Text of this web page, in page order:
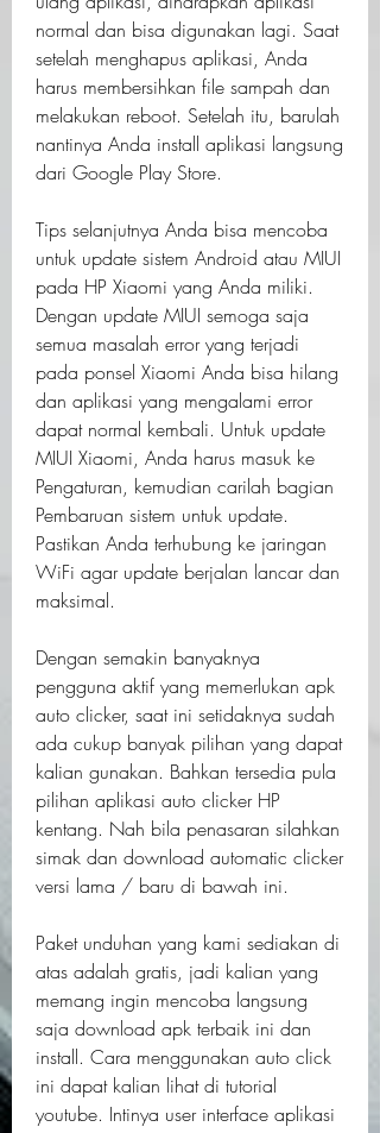
normal dan bisa digunakan lagi. Saat
setelah menghapus aplikasi, Anda
harus membersihkan file sampah dan
melakukan reboot. Setelah itu, barulah
nantinya Anda install aplikasi langsung
dari Google Play Store.
Tips selanjutnya Anda bisa mencoba
untuk update sistem Android atau MIUI
pada HP Xiaomi yang Anda miliki.
Dengan update MIUI semoga saja
semua masalah error yang terjadi
pada ponsel Xiaomi Anda bisa hilang
dan aplikasi yang mengalami error
dapat normal kembali. Untuk update
MIUI Xiaomi, Anda harus masuk ke
Pengaturan, kemudian carilah bagian
Pembaruan sistem untuk update.
Pastikan Anda terhubung ke jaringan
WiFi agar update berjalan lancar dan
maksimal.
Dengan semakin banyaknya
pengguna aktif yang memerlukan apk
auto clicker, saat ini setidaknya sudah
ada cukup banyak pilihan yang dapat
kalian gunakan. Bahkan tersedia pula
pilihan aplikasi auto clicker HP
kentang. Nah bila penasaran silahkan
simak dan download automatic clicker
versi lama / baru di bawah ini.
Paket unduhan yang kami sediakan di
atas adalah gratis, jadi kalian yang
memang ingin mencoba langsung
saja download apk terbaik ini dan
install. Cara menggunakan auto click
ini dapat kalian lihat di tutorial
youtube. Intinya user interface aplikasi